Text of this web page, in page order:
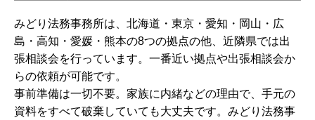
みどり法務事務所は、北海道・東京・愛知・岡山・広
島・高知・愛媛・熊本の8つの拠点の他、近隣県では出
張相談会を行っています。一番近い拠点や出張相談会か
らの依頼が可能です。
事前準備は一切不要。家族に内緒などの理由で、手元の
資料をすべて破棄していても大丈夫です。みどり法務事